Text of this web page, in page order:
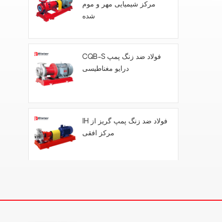
مرکز شیمیایی مهر و موم
شده
CQB-S فولاد ضد زنگ پمپ
درایو مغناطیسی
IH فولاد ضد زنگ پمپ گریز از
مرکز افقی
شناور عمودی